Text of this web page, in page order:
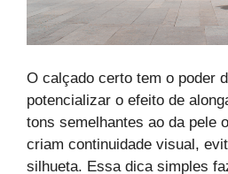
O calçado certo tem o poder
potencializar o efeito de
tons semelhantes ao da pele
criam continuidade visual,
silhueta. Essa dica simples